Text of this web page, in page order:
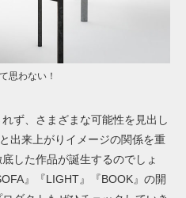
思わない！
ず、さまざまな可能性を見出し
出来上がりイメージの関係を重
した作品が誕生するのでしょ
』『LIGHT』『BOOK』の開